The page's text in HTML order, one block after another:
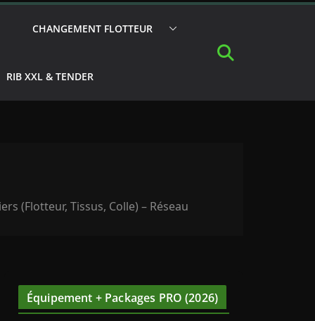
CHANGEMENT FLOTTEUR
RIB XXL & TENDER
(Flotteur, Tissus, Colle) – Réseau
Équipement + Packages PRO (2026)